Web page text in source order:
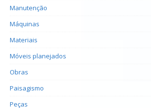
Manutenção
Máquinas
Materiais
Móveis planejados
Obras
Paisagismo
Peças